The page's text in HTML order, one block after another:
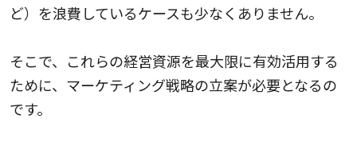
ど）を浪費しているケースも少なくありません。
そこで、これらの経営資源を最大限に有効活用する
ために、マーケティング戦略の立案が必要となるの
です。